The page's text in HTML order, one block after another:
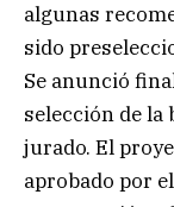
algunas
sido
Se anunció
selección de la
jurado. El
aprobado por